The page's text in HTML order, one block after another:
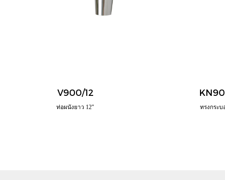
V900/12
ท่อผนังยาว 12" ทรงกระบ